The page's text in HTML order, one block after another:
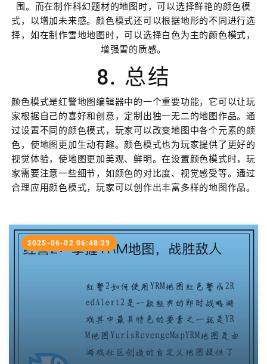
围。而在制作科幻题材的地图时，可以选择鲜艳的颜色模
式，以增加未来感。颜色模式还可以根据地形的不同进行选
择，如在制作雪地地图时，可以选择白色为主的颜色模式，
增强雪的质感。
8. 总结
颜色模式是红警地图编辑器中的一个重要功能，它可以让玩
家根据自己的喜好和创意，定制出独一无二的地图作品。通
过设置不同的颜色模式，玩家可以改变地图中各个元素的颜
色，使地图更加生动有趣。颜色模式也为玩家提供了更好的
视觉体验，使地图更加美观、鲜明。在设置颜色模式时，玩
家需要注意一些细节，如颜色的对比度、视觉感受等。通过
合理应用颜色模式，玩家可以创作出丰富多样的地图作品。
2025-06-02 06:48:29